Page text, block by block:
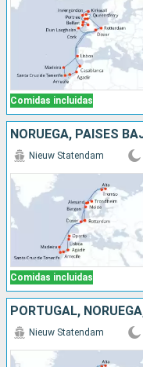
Comidas incluidas
Comidas incluidas
Nieuw Statendam
Nieuw Statendam